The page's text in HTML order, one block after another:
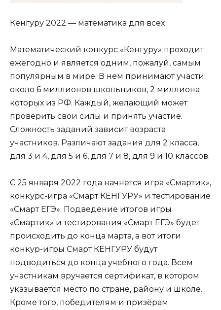
Кенгуру 2022 — математика для всех
Математический конкурс «Кенгуру» проходит
ежегодно и является одним, пожалуй, самым
популярным в мире. В нем принимают участи
около 6 миллионов школьников, 2 миллиона
которых из РФ. Каждый, желающий может
проверить свои силы и принять участие.
Сложность заданий зависит возраста
участников. Различают задания для 2 класса,
для 3 и 4, для 5 и 6, для 7 и 8, для 9 и 10 классов.
С 25 января 2022 года начнется игра «Смартик»,
конкурс-игра «Смарт КЕНГУРУ» и тестирование
«Смарт ЕГЭ». Подведение итогов игры
«Смартик» и тестирования «Смарт ЕГЭ» будет
происходить до конца марта, а вот итоги
конкур-игры Смарт КЕНГУРУ будут
подводиться до конца учебного года. Всем
участникам вручается сертификат, в котором
указывается место по стране, району и школе.
Кроме того, победителям и призёрам